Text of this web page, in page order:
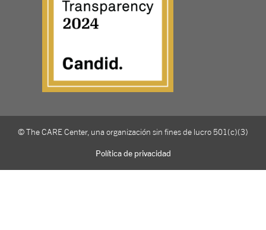
© The CARE Center, una organización sin fines de lucro 501(c)(3)
Política de privacidad